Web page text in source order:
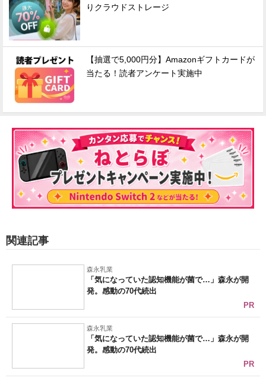
りクラウドストレージ
【抽選で5,000円分】Amazonギフトカードが
当たる！読者アンケート実施中
関連記事
森永乳業
「気になっていた認知機能が菌で…」森永が開
発。感動の70代続出
PR
森永乳業
「気になっていた認知機能が菌で…」森永が開
発。感動の70代続出
PR